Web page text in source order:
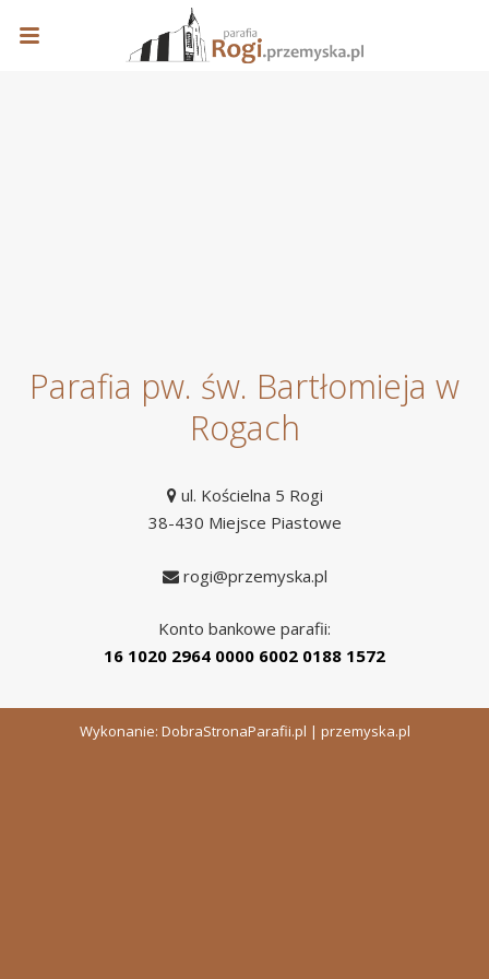
Parafia pw. św. Bartłomieja w
Rogach
ul. Kościelna 5 Rogi
38-430 Miejsce Piastowe
rogi@przemyska.pl
Konto bankowe parafii:
16 1020 2964 0000 6002 0188 1572
Wykonanie: DobraStronaParafii.pl | przemyska.pl